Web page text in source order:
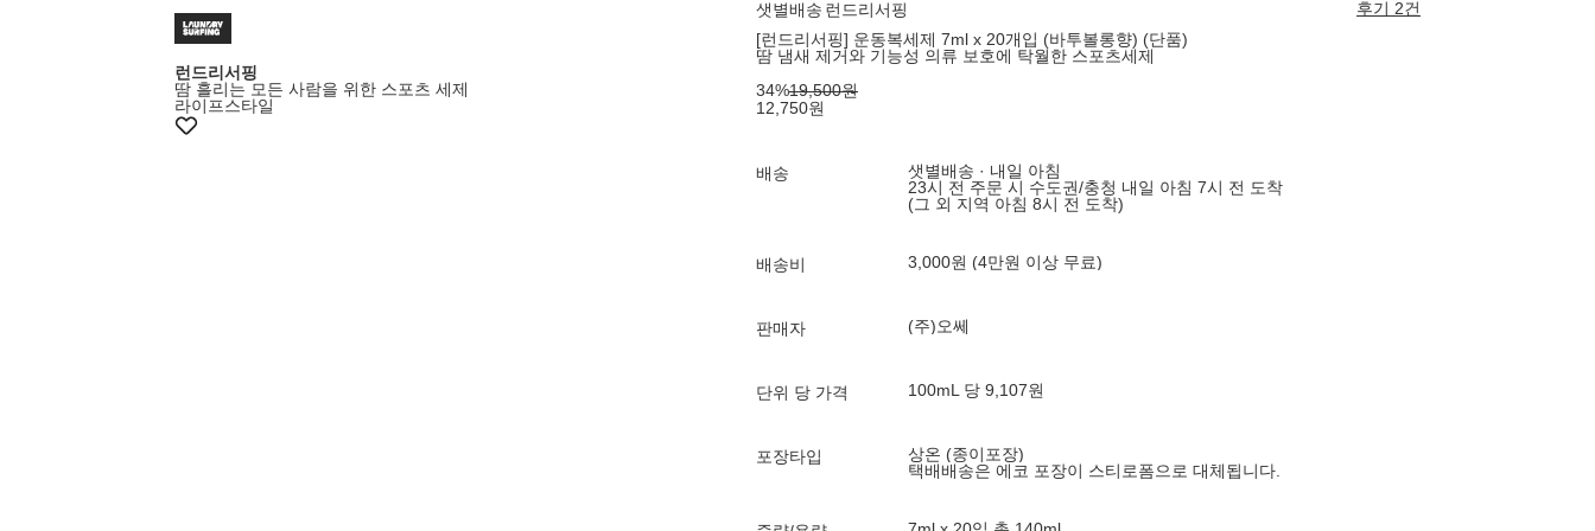
런드리서핑
땀 흘리는 모든 사람을 위한 스포츠 세제
라이프스타일
샛별배송 런드리서핑
후기 2건
[런드리서핑] 운동복세제 7ml x 20개입 (바투볼롱향) (단품)
땀 냄새 제거와 기능성 의류 보호에 탁월한 스포츠세제
34%19,500원
12,750원
배송
샛별배송 · 내일 아침
23시 전 주문 시 수도권/충청 내일 아침 7시 전 도착
(그 외 지역 아침 8시 전 도착)
배송비 3,000원 (4만원 이상 무료)
판매자 (주)오쎄
단위 당 가격 100mL 당 9,107원
포장타입
상온 (종이포장)
택배배송은 에코 포장이 스티로폼으로 대체됩니다.